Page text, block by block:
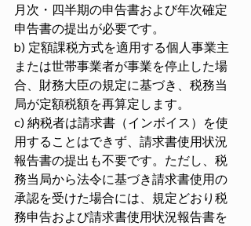
月次・四半期の申告書および年次確定
申告書の提出が必要です。
b) 定額課税方式を適用する個人事業主
または世帯事業者が事業を停止した場
合、財務大臣の規定に基づき、税務当
局が定額税額を再算定します。
c) 納税者は請求書（インボイス）を使
用することはできず、請求書使用状況
報告書の提出も不要です。ただし、税
務当局から法令に基づき請求書使用の
承認を受けた場合には、規定どおり税
務申告および請求書使用状況報告書を